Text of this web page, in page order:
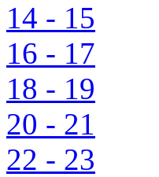
14 - 15
16 - 17
18 - 19
20 - 21
22 - 23